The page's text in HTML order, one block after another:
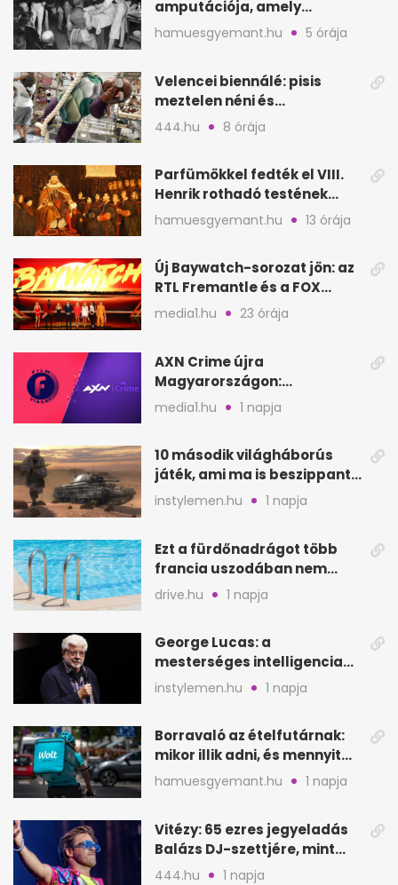
amputációja, amely
állítólag három életet
követelt
hamuesgyemant.hu 5 órája
Velencei biennálé: pisis
meztelen néni és
kölcsönbabák, sirályok közt
444.hu 8 órája
Parfümökkel fedték el VIII.
Henrik rothadó testének
szagát
hamuesgyemant.hu 13 órája
Új Baywatch-sorozat jön: az
RTL Fremantle és a FOX
készíti
media1.hu 23 órája
AXN Crime újra
Magyarországon:
szeptembertől a Viasat Film
media1.hu 1 napja
10 második világháborús
játék, ami ma is beszippant
a képernyő elé
instylemen.hu 1 napja
Ezt a fürdőnadrágot több
francia uszodában nem
fogadják el
drive.hu 1 napja
George Lucas: a
mesterséges intelligencia
lehet Hollywood következő
lépése
instylemen.hu 1 napja
Borravaló az ételfutárnak:
mikor illik adni, és mennyit
rendeléskor?
hamuesgyemant.hu 1 napja
Vitézy: 65 ezres jegyeladás
Balázs DJ-szettjére, mint
metró nélküli Puskás-meccs
444.hu 1 napja